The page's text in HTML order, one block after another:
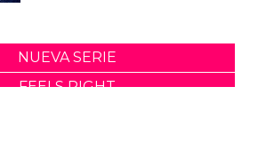
NUEVA SERIE
FEELS RIGHT